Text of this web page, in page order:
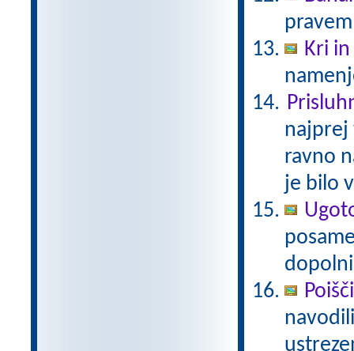
Kri
najprej
ravno
je bilo